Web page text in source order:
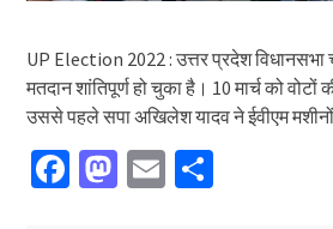
UP Election 2022 : उत्तर प्रदेश
मतदान शांतिपूर्ण हो चुका है। 10 मार्च को वोटों
उससे पहले सपा अखिलेश यादव ने ईवीएम मशीनों
Facebook
Mastodon
EmailShare